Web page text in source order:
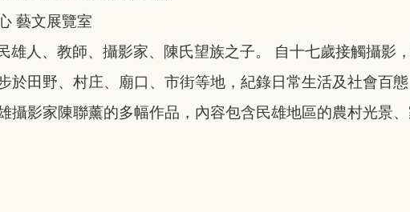
藝文展覽室
雄人、教師、攝影家、陳氏望族之子。 自十七歲接觸攝影
於田野、村庄、廟口、市街等地，紀錄日常生活及社會百態
攝影家陳聯薰的多幅作品，內容包含民雄地區的農村光景、